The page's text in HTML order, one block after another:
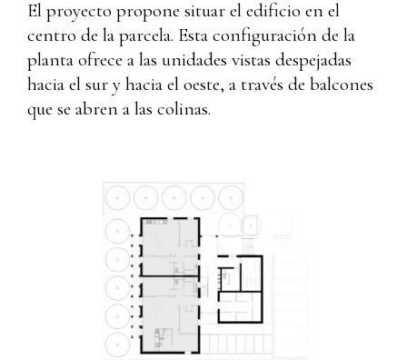
El proyecto propone situar el edificio en el
centro de la parcela. Esta configuración de la
planta ofrece a las unidades vistas despejadas
hacia el sur y hacia el oeste, a través de balcones
que se abren a las colinas.